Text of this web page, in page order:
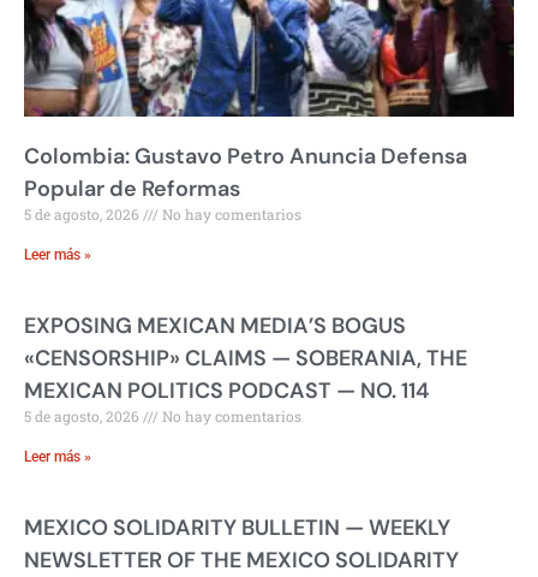
Colombia: Gustavo Petro Anuncia Defensa
Popular de Reformas
5 de agosto, 2026 No hay comentarios
Leer más »
EXPOSING MEXICAN MEDIA’S BOGUS
«CENSORSHIP» CLAIMS — SOBERANIA, THE
MEXICAN POLITICS PODCAST — NO. 114
5 de agosto, 2026 No hay comentarios
Leer más »
MEXICO SOLIDARITY BULLETIN — WEEKLY
NEWSLETTER OF THE MEXICO SOLIDARITY